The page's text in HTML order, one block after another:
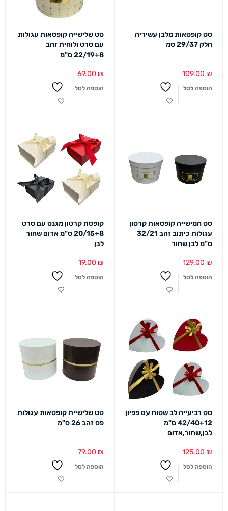
סט קופסאות מלבן עשיריה
חלק 29/37 סמ
109.00 ₪
הוספה לסל
סט שלישייה קופסאות עגולות
עם סרט ולוחית זהב
22/19+8 ס"מ
69.00 ₪
הוספה לסל
סט חמישייה קופסאות קרטון
עגולות כיתוב זהב 32/21
ס"מ לבן שחור
129.00 ₪
הוספה לסל
קופסת קרטון מגנט עם סרט
20/15+8 ס"מ אדום שחור
לבן
19.00 ₪
הוספה לסל
סט רביעייה לב שטוח עם פפיון
42/40+12 ס"מ
לבן,שחור,אדום
125.00 ₪
הוספה לסל
סט שלישיית קופסאות עגולות
פס זהב 26 ס"מ
79.00 ₪
הוספה לסל